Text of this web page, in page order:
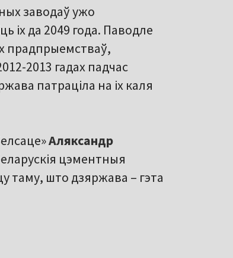
заводаў ужо
іх да 2049 года. Паводле
прадпрыемстваў,
2013 гадах падчас
патраціла на іх каля
Аляксандр
цэментныя
таму, што дзяржава – гэта